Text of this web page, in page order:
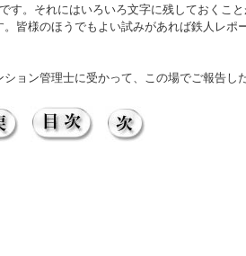
。それにはいろいろ文字に残しておくこと
皆様のほうでもよい試みがあれば鉄人レポ
ョン管理士に受かって、この場でご報告し